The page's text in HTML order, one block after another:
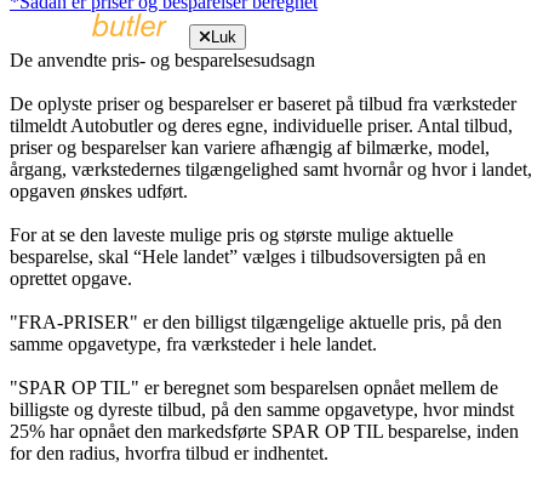
Luk
De anvendte pris- og besparelsesudsagn
De oplyste priser og besparelser er baseret på tilbud fra værksteder
tilmeldt Autobutler og deres egne, individuelle priser. Antal tilbud,
priser og besparelser kan variere afhængig af bilmærke, model,
årgang, værkstedernes tilgængelighed samt hvornår og hvor i landet,
opgaven ønskes udført.
For at se den laveste mulige pris og største mulige aktuelle
besparelse, skal “Hele landet” vælges i tilbudsoversigten på en
oprettet opgave.
"FRA-PRISER" er den billigst tilgængelige aktuelle pris, på den
samme opgavetype, fra værksteder i hele landet.
"SPAR OP TIL" er beregnet som besparelsen opnået mellem de
billigste og dyreste tilbud, på den samme opgavetype, hvor mindst
25% har opnået den markedsførte SPAR OP TIL besparelse, inden
for den radius, hvorfra tilbud er indhentet.